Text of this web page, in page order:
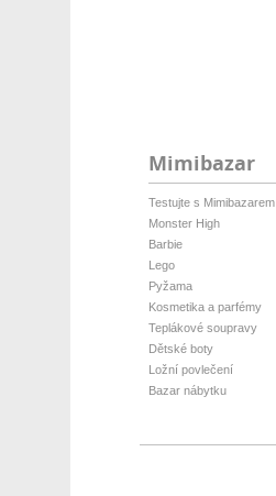
Mimibazar
Testujte s Mimibazarem
Monster High
Barbie
Lego
Pyžama
Kosmetika a parfémy
Teplákové soupravy
Dětské boty
Ložní povlečení
Bazar nábytku